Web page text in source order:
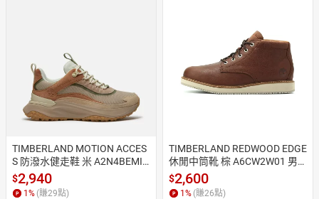
TIMBERLAND MOTION ACCES
S 防潑水健走鞋 米 A2N4BEMI
女鞋
$2,940
1% (賺29點)
TIMBERLAND REDWOOD EDGE
休閒中筒靴 棕 A6CW2W01 男
鞋
$2,600
1% (賺26點)